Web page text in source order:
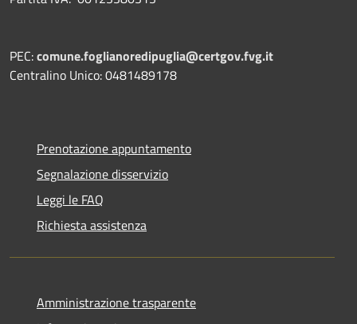
PEC:comune.foglianoredipuglia@certgov.fvg.it
Centralino Unico: 0481489178
Prenotazione appuntamento
Segnalazione disservizio
Leggi le FAQ
Richiesta assistenza
Amministrazione trasparente